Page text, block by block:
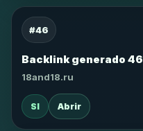
#46
Backlink generado 46
18and18.ru
SI Abrir